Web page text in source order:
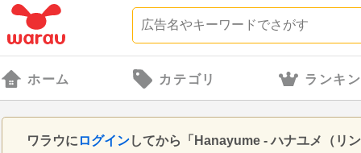
ホーム カテゴリ ランキ
ワラウに ログインしてから「Hanayume - ハナユメ（リ